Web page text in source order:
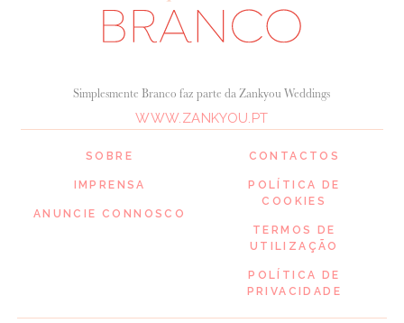
SOBRE
IMPRENSA
ANUNCIE CONNOSCO
Simplesmente Branco faz parte da Zankyou Weddings
WWW.ZANKYOU.PT
CONTACTOS
POLÍTICA DE
COOKIES
TERMOS DE
UTILIZAÇÃO
POLÍTICA DE
PRIVACIDADE